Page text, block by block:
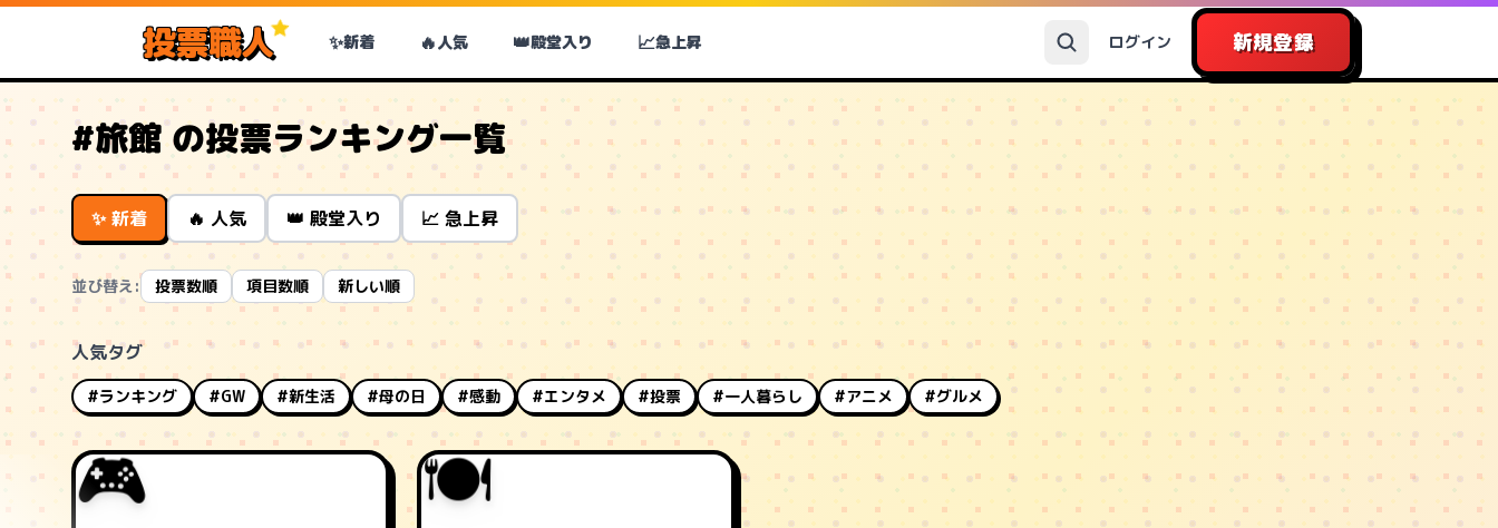
投票職人 ✨新着 🔥人気 👑殿堂入り 📈急上昇 ログイン 新規登録
#旅館 の投票ランキング一覧
✨ 新着 🔥 人気 👑 殿堂入り 📈 急上昇
並び替え: 投票数順 項目数順 新しい順
人気タグ
#ランキング #GW #新生活 #母の日 #感動 #エンタメ #投票 #一人暮らし #アニメ #グルメ
🎮 🍽️